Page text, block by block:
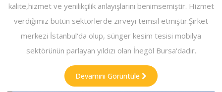
kalite,hizmet ve yenilikçilik anlayışlarını benimsemiştir. Hizmet
verdiğimiz bütün sektörlerde zirveyi temsil etmiştir.Şirket
merkezi İstanbul'da olup, sünger kesim tesisi mobilya
sektörünün parlayan yıldızı olan İnegöl Bursa'dadır.
Devamını Görüntüle